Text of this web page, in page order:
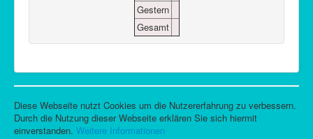
Gestern
Gesamt
Diese Webseite nutzt Cookies um die Nutzererfahrung zu verbessern.
Durch die Nutzung dieser Webseite erklären Sie sich hiermit
einverstanden. Weitere Informationen